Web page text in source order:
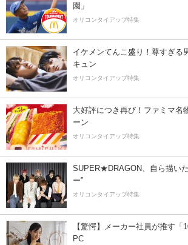
園」
オリコンタイアップ特集
イケメンてんこ盛り！尊すぎる
キュン
オリコンタイアップ特集
大好評につき再び！ファミマ名
ーン
オリコンタイアップ特集
SUPER★DRAGON、自ら描い
ー”
オリコンタイアップ特集
【驚愕】メーカー社員が推す「
PC